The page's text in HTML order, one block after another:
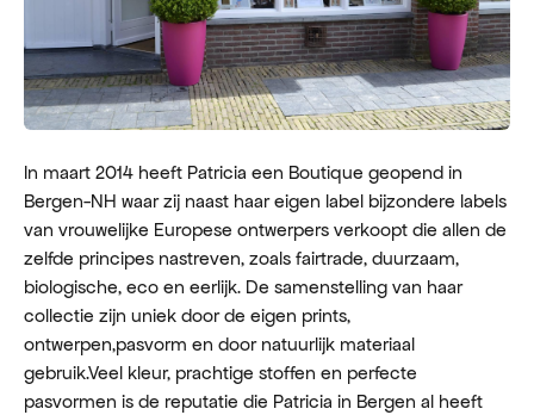
In maart 2014 heeft Patricia een Boutique geopend in
Bergen-NH waar zij naast haar eigen label bijzondere labels
van vrouwelijke Europese ontwerpers verkoopt die allen de
zelfde principes nastreven, zoals fairtrade, duurzaam,
biologische, eco en eerlijk. De samenstelling van haar
collectie zijn uniek door de eigen prints,
ontwerpen,pasvorm en door natuurlijk materiaal
gebruik.Veel kleur, prachtige stoffen en perfecte
pasvormen is de reputatie die Patricia in Bergen al heeft